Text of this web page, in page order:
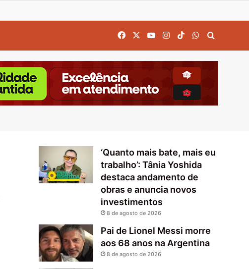
FacebookYouTubeInstagram
TikTokWhatsApp
‘Quanto mais bate, mais eu
trabalho’: Tânia Yoshida
destaca andamento de
obras e anuncia novos
investimentos
8 de agosto de 2026
Pai de Lionel Messi morre
aos 68 anos na Argentina
8 de agosto de 2026